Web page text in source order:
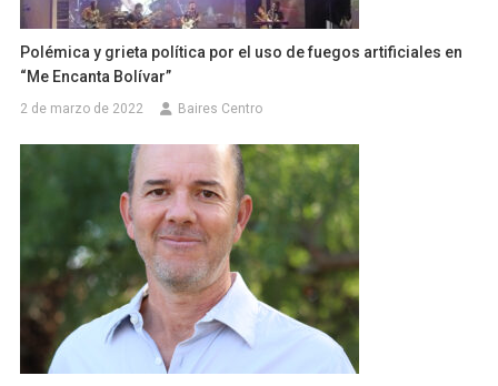
Polémica y grieta política por el uso de fuegos artificiales en
“Me Encanta Bolívar”
2 de marzo de 2022 Baires Centro